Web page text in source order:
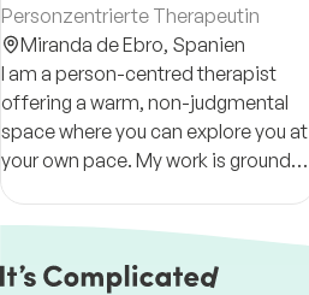
Personzentrierte Therapeutin
Miranda de Ebro, Spanien
I am a person-centred therapist
offering a warm, non-judgmental
space where you can explore you at
your own pace. My work is grounded
in authenticity, collaboration, and a